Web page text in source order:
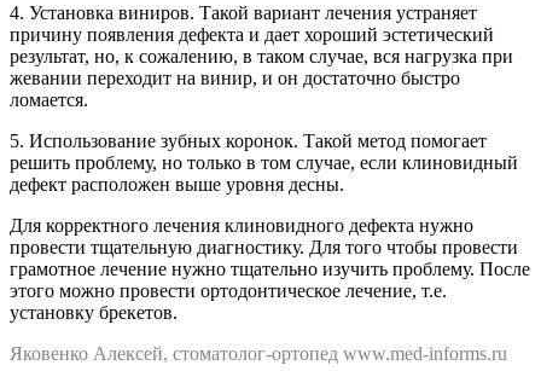
4. Установка виниров. Такой вариант лечения устраняет
причину появления дефекта и дает хороший эстетический
результат, но, к сожалению, в таком случае, вся нагрузка при
жевании переходит на винир, и он достаточно быстро
ломается.
5. Использование зубных коронок. Такой метод помогает
решить проблему, но только в том случае, если клиновидный
дефект расположен выше уровня десны.
Для корректного лечения клиновидного дефекта нужно
провести тщательную диагностику. Для того чтобы провести
грамотное лечение нужно тщательно изучить проблему. После
этого можно провести ортодонтическое лечение, т.е.
установку брекетов.
Яковенко Алексей, стоматолог-ортопед www.med-informs.ru